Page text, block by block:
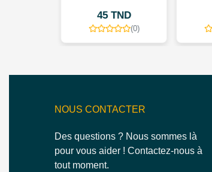
LIGHT&QUOT; – MÉDUSE
RGB RECHARGEABLE
45 TND
(0)
NOUS CONTACTER
Des questions ? Nous sommes là
pour vous aider ! Contactez-nous à
tout moment.